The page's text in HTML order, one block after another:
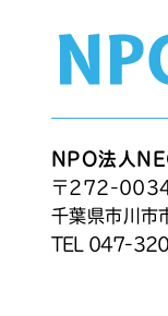
NPO法人
〒272-
千葉県市川
TEL 047-